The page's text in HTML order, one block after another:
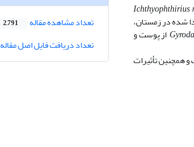
شده در زمستان،
از پوست و
همچنین تأثیرات
تعداد مشاهده مقاله 2,791
تعداد دریافت فایل اصل مقاله